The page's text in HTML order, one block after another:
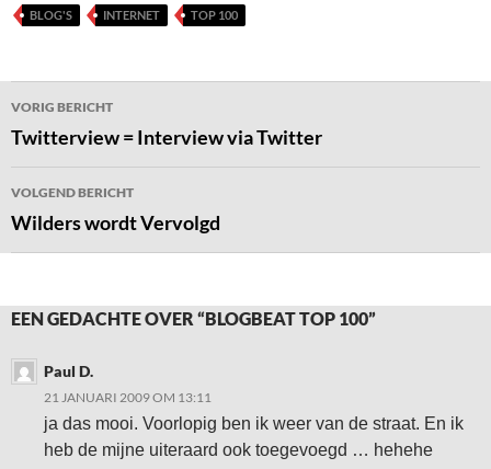
BLOG'S INTERNET TOP 100
Bericht
navigatie
VORIG BERICHT
Twitterview = Interview via Twitter
VOLGEND BERICHT
Wilders wordt Vervolgd
EEN GEDACHTE OVER “BLOGBEAT TOP 100”
Paul D.
21 JANUARI 2009 OM 13:11
ja das mooi. Voorlopig ben ik weer van de straat. En ik
heb de mijne uiteraard ook toegevoegd … hehehe